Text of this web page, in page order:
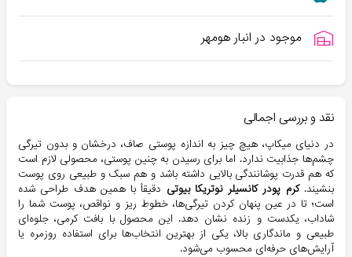
موجود در انبار هومهر
نقد و بررسی اجمالی
در دنیای میکاپ، هیچ چیز به اندازه پوستی صاف، درخشان و بدون تیرگی
چشم‌ها جذابیت ندارد. اما برای رسیدن به چنین پوستی، محصولی لازم است
که هم قدرت پوشانندگی بالایی داشته باشد و هم سبک و طبیعی روی پوست
بنشیند.کرم پودر کانسیلر نوتریکا بیوتی دقیقاً با همین هدف طراحی شده
است؛ تا در عین پنهان کردن تیرگی‌ها، خطوط ریز و نواقص، پوست شما را
شاداب، یکدست و زنده نشان دهد. این محصول با بافت کرمی، جلوه‌ای
طبیعی و ماندگاری بالا، یکی از بهترین انتخاب‌ها برای استفاده روزمره یا
آرایش‌های حرفه‌ای محسوب می‌شود.